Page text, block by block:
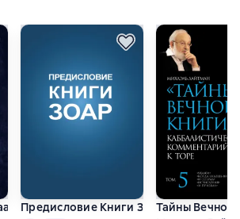
Сулама
Предисловие Книги ЗоарТайны Вечной